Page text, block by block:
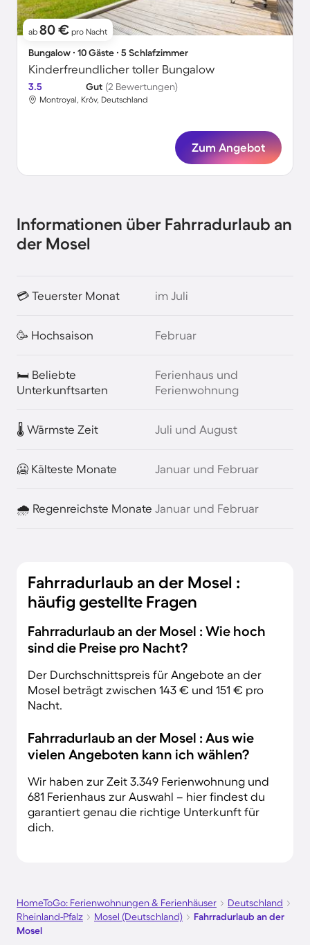
ab 80 € pro Nacht
Bungalow ∙ 10 Gäste ∙ 5 Schlafzimmer
Kinderfreundlicher toller Bungalow
3.5 Gut (2 Bewertungen)
Montroyal, Kröv, Deutschland
Zum Angebot
Informationen über Fahrradurlaub an
der Mosel
💳 Teuerster Monat im Juli
🥳 Hochsaison Februar
🛏️ Beliebte
Unterkunftsarten
Ferienhaus und
Ferienwohnung
🌡️ Wärmste Zeit Juli und August
🥶 Kälteste Monate Januar und Februar
🌧️ Regenreichste Monate Januar und Februar
Fahrradurlaub an der Mosel :
häufig gestellte Fragen
Fahrradurlaub an der Mosel : Wie hoch
sind die Preise pro Nacht?
Der Durchschnittspreis für Angebote an der
Mosel beträgt zwischen 143 € und 151 € pro
Nacht.
Fahrradurlaub an der Mosel : Aus wie
vielen Angeboten kann ich wählen?
Wir haben zur Zeit 3.349 Ferienwohnung und
681 Ferienhaus zur Auswahl – hier findest du
garantiert genau die richtige Unterkunft für
dich.
HomeToGo: Ferienwohnungen & Ferienhäuser
Deutschland
Rheinland-Pfalz
Mosel (Deutschland)
Fahrradurlaub an der
Mosel